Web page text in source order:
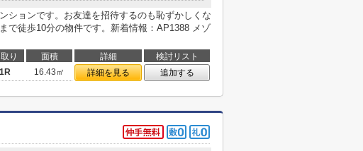
ションです。お友達を招待するのも恥ずかしくな
で徒歩10分の物件です。新着情報：AP1388 メゾ
り 面積 詳細
検討リスト
1R 16.43㎡ 詳細を見る 追加する